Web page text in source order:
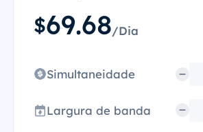
$69.68/Dia
Simultaneidade
Largura de banda